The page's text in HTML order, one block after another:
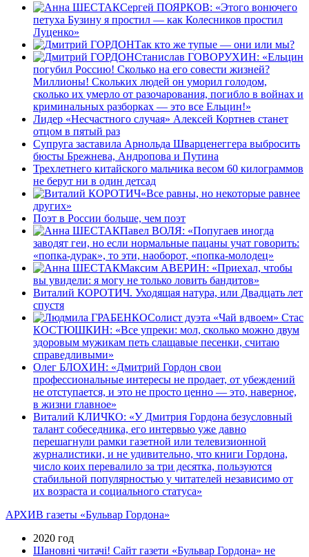
Сергей ПОЯРКОВ: «Этого вонючего
петуха Бузину я простил — как Колесников простил
Луценко»
Так кто же тупые — они или мы?
Станислав ГОВОРУХИН: «Ельцин
погубил Россию! Сколько на его совести жизней?
Миллионы! Скольких людей он уморил голодом,
сколько их умерло от разочарования, погибло в войнах и
криминальных разборках — это все Ельцин!»
Лидер «Несчастного случая» Алексей Кортнев станет
отцом в пятый раз
Супруга заставила Арнольда Шварценеггера выбросить
бюсты Брежнева, Андропова и Путина
Трехлетнего китайского мальчика весом 60 килограммов
не берут ни в один детсад
«Все равны, но некоторые равнее
других»
Поэт в России больше, чем поэт
Павел ВОЛЯ: «Попугаев иногда
заводят геи, но если нормальные пацаны учат говорить:
«попка-дурак», то эти, наоборот, «попка-молодец»
Максим АВЕРИН: «Приехал, чтобы
вы увидели: я могу не только ловить бандитов»
Виталий КОРОТИЧ. Уходящая натура, или Двадцать лет
спустя
Солист дуэта «Чай вдвоем» Стас
КОСТЮШКИН: «Все упреки: мол, сколько можно двум
здоровым мужикам петь слащавые песенки, считаю
справедливыми»
Олег БЛОХИН: «Дмитрий Гордон свои
профессиональные интересы не продает, от убеждений
не отступается, и это не просто ценно — это, наверное,
в жизни главное»
Виталий КЛИЧКО: «У Дмитрия Гордона безусловный
талант собеседника, его интервью уже давно
перешагнули рамки газетной или телевизионной
журналистики, и не удивительно, что книги Гордона,
число коих перевалило за три десятка, пользуются
стабильной популярностью у читателей независимо от
их возраста и социального статуса»
АРХИВ газеты «Бульвар Гордона»
2020 год
Шановні читачі! Сайт газети «Бульвар Гордона» не